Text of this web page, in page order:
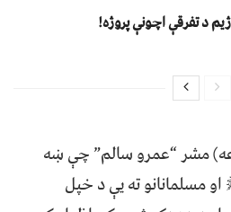
د تفرقې اچونې پروژه!
مشر “عمرو سالم” چې ښه
مسلمانانو ته يې د خپل